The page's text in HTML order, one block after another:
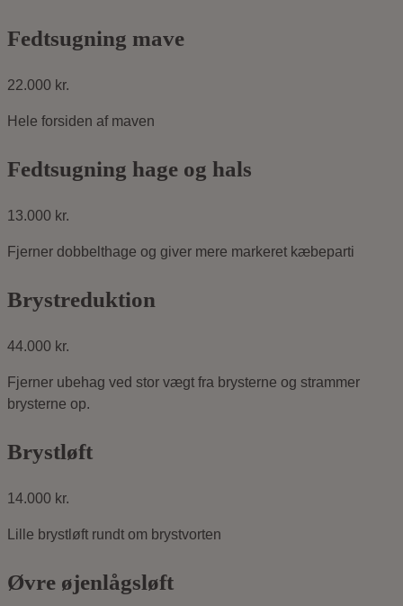
Fedtsugning mave
22.000 kr.
Hele forsiden af maven
Fedtsugning hage og hals
13.000 kr.
Fjerner dobbelthage og giver mere markeret kæbeparti
Brystreduktion
44.000 kr.
Fjerner ubehag ved stor vægt fra brysterne og strammer
brysterne op.
Brystløft
14.000 kr.
Lille brystløft rundt om brystvorten
Øvre øjenlågsløft